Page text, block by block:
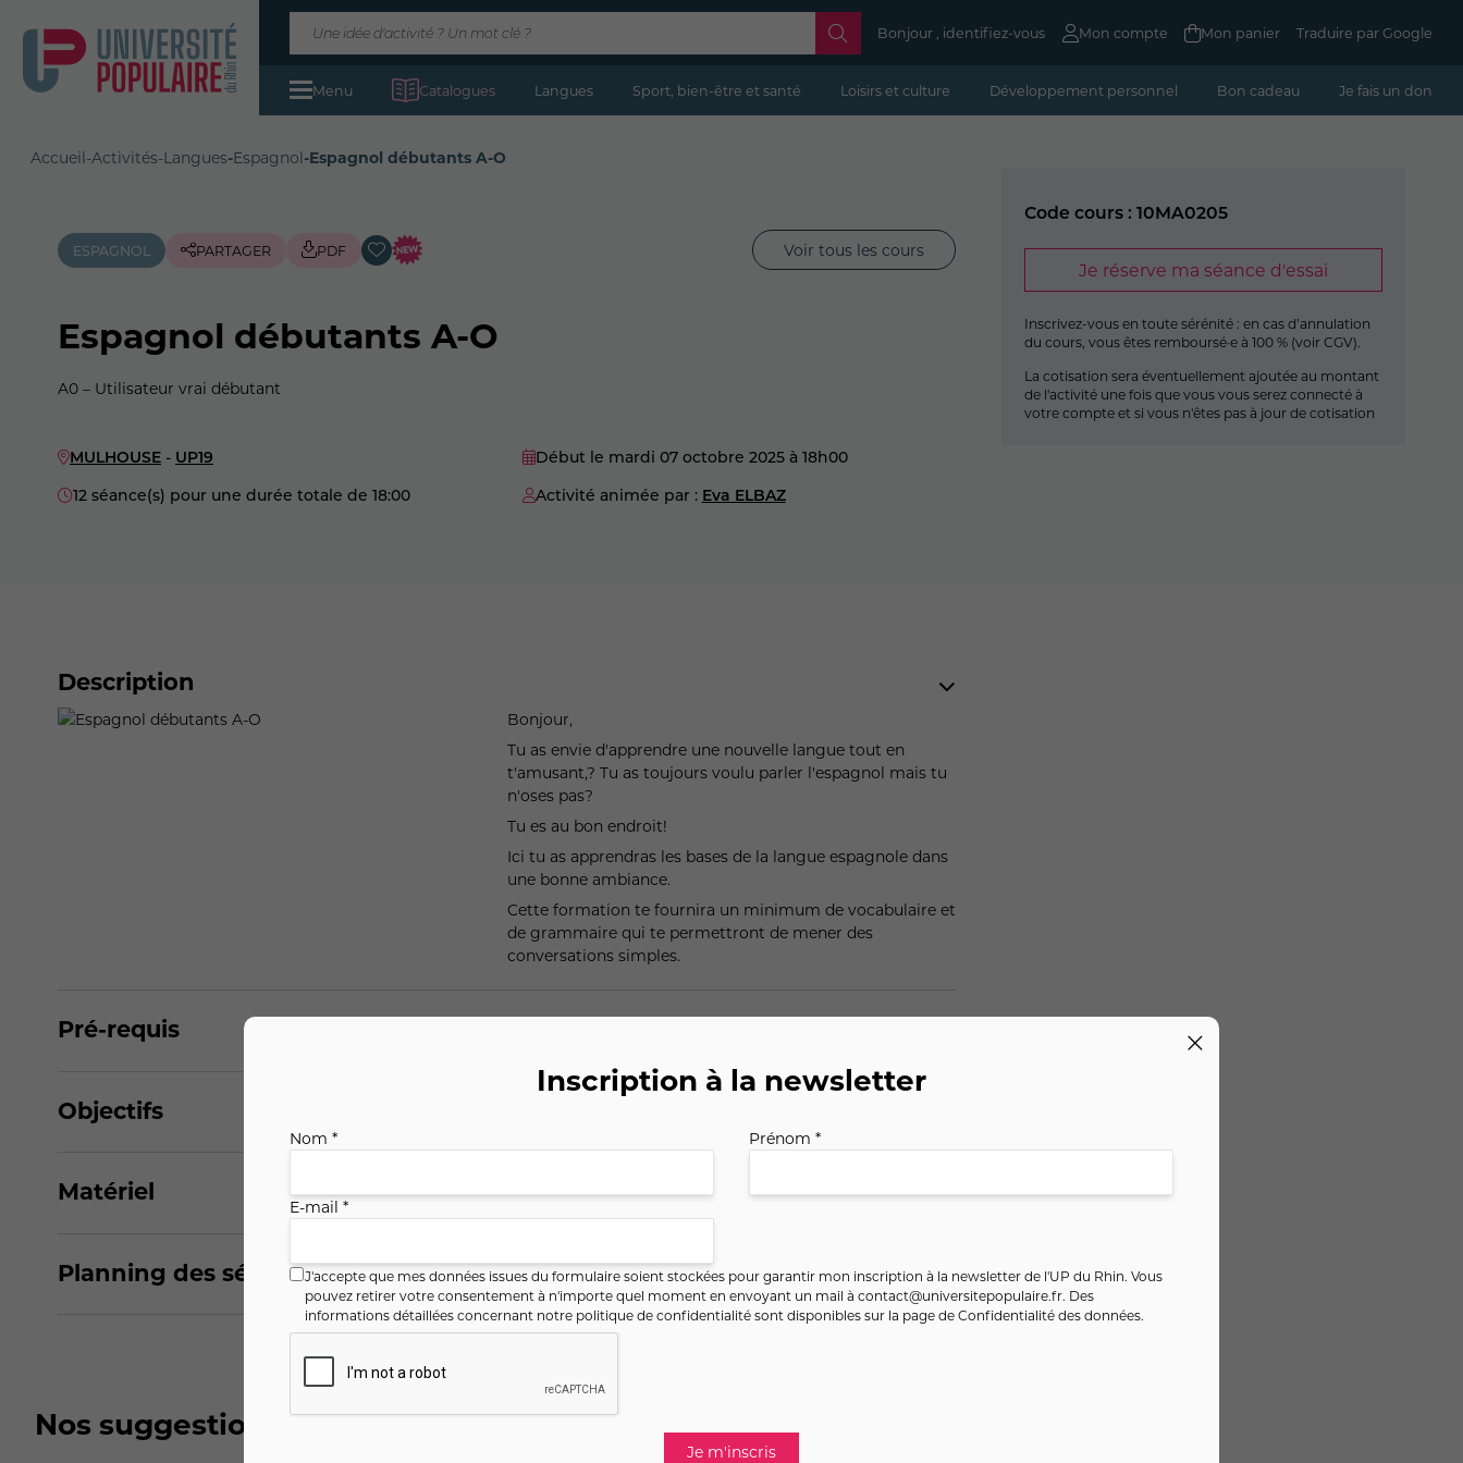
Bonjour , identifiez-vous Mon compte Mon panier Traduire par Google
Menu Catalogues Langues Sport, bien-être et santé Loisirs et culture Développement personnel Bon cadeau Je fais un don
Accueil-Activités-Langues-Espagnol-Espagnol débutants A-O
ESPAGNOL PARTAGER PDF Voir tous les cours
Espagnol débutants A-O
A0 – Utilisateur vrai débutant
MULHOUSE - UP19 Début le mardi 07 octobre 2025 à 18h00
12 séance(s) pour une durée totale de 18:00
Activité animée par : Eva ELBAZ
Description
Bonjour,
Tu as envie d'apprendre une nouvelle langue tout en
t'amusant,? Tu as toujours voulu parler l'espagnol mais tu
n'oses pas?
Tu es au bon endroit!
Ici tu as apprendras les bases de la langue espagnole dans
une bonne ambiance.
Cette formation te fournira un minimum de vocabulaire et
de grammaire qui te permettront de mener des
conversations simples.
Pré-requis
Objectifs
Matériel
Planning des séances
Code cours : 10MA0205
Je réserve ma séance d'essai
Inscrivez-vous en toute sérénité : en cas d’annulation
du cours, vous êtes remboursé·e à 100 % (voir CGV).
La cotisation sera éventuellement ajoutée au montant
de l'activité une fois que vous vous serez connecté à
votre compte et si vous n'êtes pas à jour de cotisation
Nos suggestions
Inscription à la newsletter
Nom * Prénom *
E-mail *
J'accepte que mes données issues du formulaire soient stockées pour garantir mon inscription à la newsletter de l'UP du Rhin. Vous
pouvez retirer votre consentement à n'importe quel moment en envoyant un mail à contact@universitepopulaire.fr. Des
informations détaillées concernant notre politique de confidentialité sont disponibles sur la page deConfidentialité des données.